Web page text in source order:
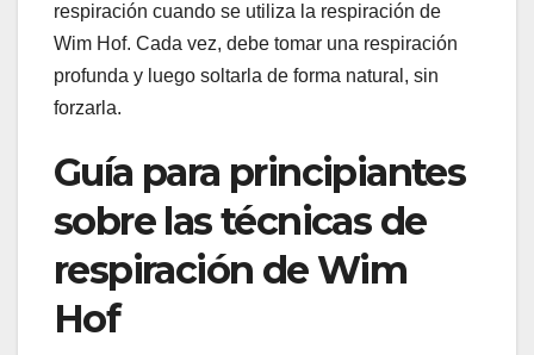
respiración cuando se utiliza la respiración de
Wim Hof. Cada vez, debe tomar una respiración
profunda y luego soltarla de forma natural, sin
forzarla.
Guía para principiantes
sobre las técnicas de
respiración de Wim
Hof